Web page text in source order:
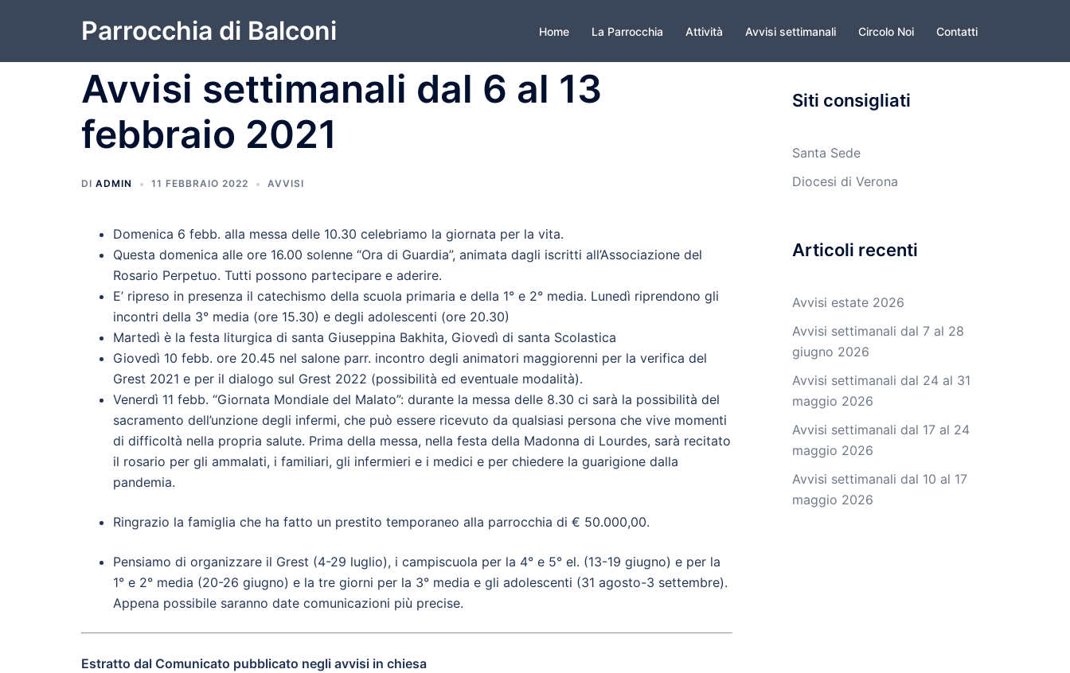
Parrocchia di Balconi Home La Parrocchia Attività Avvisi settimanali Circolo Noi Contatti
Avvisi settimanali dal 6 al 13
febbraio 2021
DI ADMIN 11 FEBBRAIO 2022 AVVISI
Domenica 6 febb. alla messa delle 10.30 celebriamo la giornata per la vita.
Questa domenica alle ore 16.00 solenne “Ora di Guardia”, animata dagli iscritti all’Associazione del
Rosario Perpetuo. Tutti possono partecipare e aderire.
E’ ripreso in presenza il catechismo della scuola primaria e della 1° e 2° media. Lunedì riprendono gli
incontri della 3° media (ore 15.30) e degli adolescenti (ore 20.30)
Martedì è la festa liturgica di santa Giuseppina Bakhita, Giovedì di santa Scolastica
Giovedì 10 febb. ore 20.45 nel salone parr. incontro degli animatori maggiorenni per la verifica del
Grest 2021 e per il dialogo sul Grest 2022 (possibilità ed eventuale modalità).
Venerdì 11 febb. “Giornata Mondiale del Malato”: durante la messa delle 8.30 ci sarà la possibilità del
sacramento dell’unzione degli infermi, che può essere ricevuto da qualsiasi persona che vive momenti
di difficoltà nella propria salute. Prima della messa, nella festa della Madonna di Lourdes, sarà recitato
il rosario per gli ammalati, i familiari, gli infermieri e i medici e per chiedere la guarigione dalla
pandemia.
Ringrazio la famiglia che ha fatto un prestito temporaneo alla parrocchia di € 50.000,00.
Pensiamo di organizzare il Grest (4-29 luglio), i campiscuola per la 4° e 5° el. (13-19 giugno) e per la
1° e 2° media (20-26 giugno) e la tre giorni per la 3° media e gli adolescenti (31 agosto-3 settembre).
Appena possibile saranno date comunicazioni più precise.
Estratto dal Comunicato pubblicato negli avvisi in chiesa
Siti consigliati
Santa Sede
Diocesi di Verona
Articoli recenti
Avvisi estate 2026
Avvisi settimanali dal 7 al 28
giugno 2026
Avvisi settimanali dal 24 al 31
maggio 2026
Avvisi settimanali dal 17 al 24
maggio 2026
Avvisi settimanali dal 10 al 17
maggio 2026